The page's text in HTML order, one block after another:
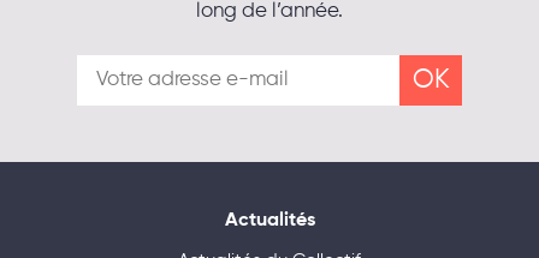
long de l’année.
Actualités